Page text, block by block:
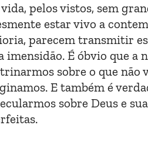
pelos vistos, sem
estar vivo a
parecem transmitir
É óbvio que a
sobre o que não
E também é
sobre Deus e